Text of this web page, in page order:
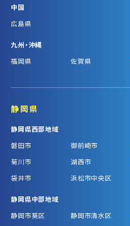
中国
広島県
九州・沖縄
福岡県
佐賀県
静岡県
静岡県西部地域
磐田市
御前崎市
菊川市
湖西市
袋井市
浜松市中央区
静岡県中部地域
静岡市葵区
静岡市清水区